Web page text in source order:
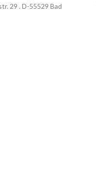
29 . D-55529 Bad